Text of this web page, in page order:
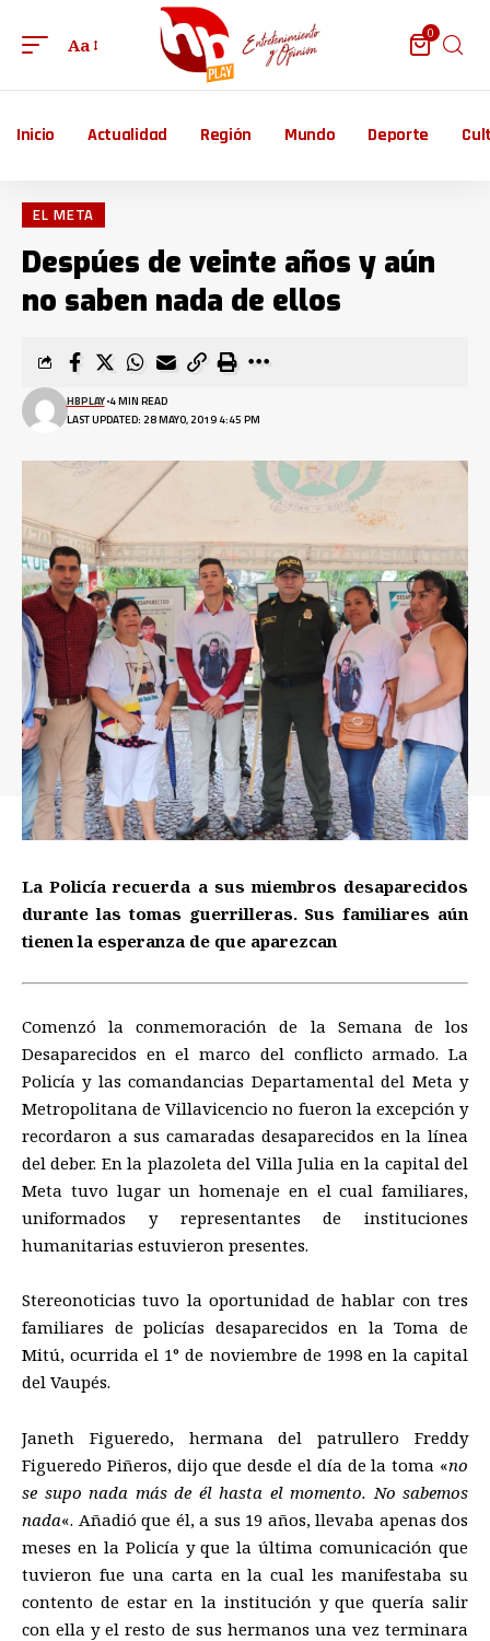
Aa
0
Inicio Actualidad Región Mundo Deporte
EL META
Despúes de veinte años y aún
no saben nada de ellos
LAST UPDATED: 28 MAYO, 2019 4:45 PM
HBPLAY 4 MIN READ
La Policía recuerda a sus miembros desaparecidos
durante las tomas guerrilleras. Sus familiares aún
tienen la esperanza de que aparezcan
Comenzó la conmemoración de la Semana de los
Desaparecidos en el marco del conflicto armado. La
Policía y las comandancias Departamental del Meta y
Metropolitana de Villavicencio no fueron la excepción y
recordaron a sus camaradas desaparecidos en la línea
del deber. En la plazoleta del Villa Julia en la capital del
Meta tuvo lugar un homenaje en el cual familiares,
uniformados y representantes de instituciones
humanitarias estuvieron presentes.
Stereonoticias tuvo la oportunidad de hablar con tres
familiares de policías desaparecidos en la Toma de
Mitú, ocurrida el 1° de noviembre de 1998 en la capital
del Vaupés.
Janeth Figueredo, hermana del patrullero Freddy
Figueredo Piñeros, dijo que desde el día de la toma «no
se supo nada más de él hasta el momento. No sabemos
nada«. Añadió que él, a sus 19 años, llevaba apenas dos
meses en la Policía y que la última comunicación que
tuvieron fue una carta en la cual les manifestaba su
contento de estar en la institución y que quería salir
con ella y el resto de sus hermanos una vez terminara